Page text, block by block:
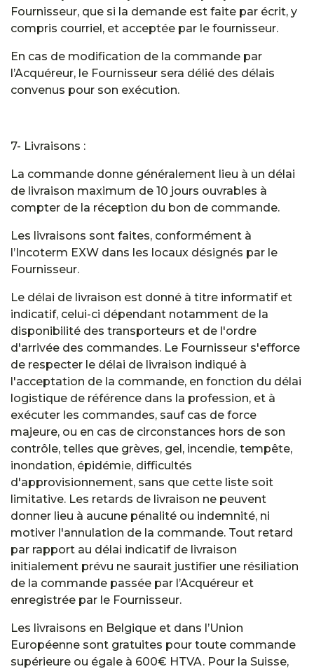
Fournisseur, que si la demande est faite par écrit, y
compris courriel, et acceptée par le fournisseur.
En cas de modification de la commande par
l’Acquéreur, le Fournisseur sera délié des délais
convenus pour son exécution.
7- Livraisons :
La commande donne généralement lieu à un délai
de livraison maximum de 10 jours ouvrables à
compter de la réception du bon de commande.
Les livraisons sont faites, conformément à
l’Incoterm EXW dans les locaux désignés par le
Fournisseur.
Le délai de livraison est donné à titre informatif et
indicatif, celui-ci dépendant notamment de la
disponibilité des transporteurs et de l'ordre
d'arrivée des commandes. Le Fournisseur s'efforce
de respecter le délai de livraison indiqué à
l'acceptation de la commande, en fonction du délai
logistique de référence dans la profession, et à
exécuter les commandes, sauf cas de force
majeure, ou en cas de circonstances hors de son
contrôle, telles que grèves, gel, incendie, tempête,
inondation, épidémie, difficultés
d'approvisionnement, sans que cette liste soit
limitative. Les retards de livraison ne peuvent
donner lieu à aucune pénalité ou indemnité, ni
motiver l'annulation de la commande. Tout retard
par rapport au délai indicatif de livraison
initialement prévu ne saurait justifier une résiliation
de la commande passée par l’Acquéreur et
enregistrée par le Fournisseur.
Les livraisons en Belgique et dans l’Union
Européenne sont gratuites pour toute commande
supérieure ou égale à 600€ HTVA. Pour la Suisse,